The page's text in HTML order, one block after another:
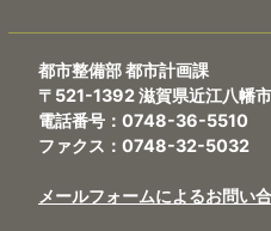
都市整備部 都市計画課
〒521-1392 滋賀県近江八幡
電話番号：0748-36-5510
ファクス：0748-32-5032
メールフォームによるお問い